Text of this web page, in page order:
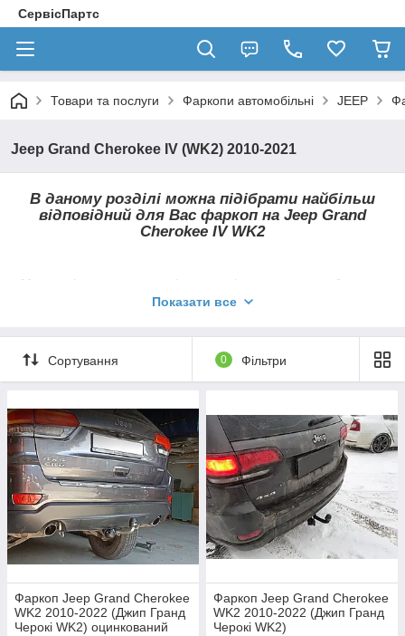
СервісПартс
Товари та послуги Фаркопи автомобільні JEEP
Jeep Grand Cherokee IV (WK2) 2010-2021
В даному розділі можна підібрати найбільш
відповідний для Вас фаркоп на Jeep Grand
Cherokee IV WK2
Ми готові запропонувати фаркопи вітчизняного виробництва,
а також ТСУ всесвітньовідомих брендів Hakpol, Auto-Hak,
Всі причіпні пристрої у нашому магазині
Найбільш популярні - це звичайні умовно-
знімні, де гак монтується на двох болтах.
Такі фаркопи мають доступну ціну і самі
високі технічні показники.
Показати все
Сортування 0 Фільтри
Фаркоп Jeep Grand Cherokee
WK2 2010-2022 (Джип Гранд
Черокі WK2) оцинкований
Фаркоп Jeep Grand Cherokee
WK2 2010-2022 (Джип Гранд
Черокі WK2)